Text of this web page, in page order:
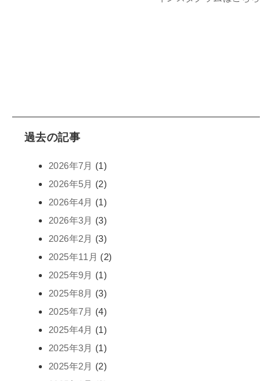
過去の記事
2026年7月 (1)
2026年5月 (2)
2026年4月 (1)
2026年3月 (3)
2026年2月 (3)
2025年11月 (2)
2025年9月 (1)
2025年8月 (3)
2025年7月 (4)
2025年4月 (1)
2025年3月 (1)
2025年2月 (2)